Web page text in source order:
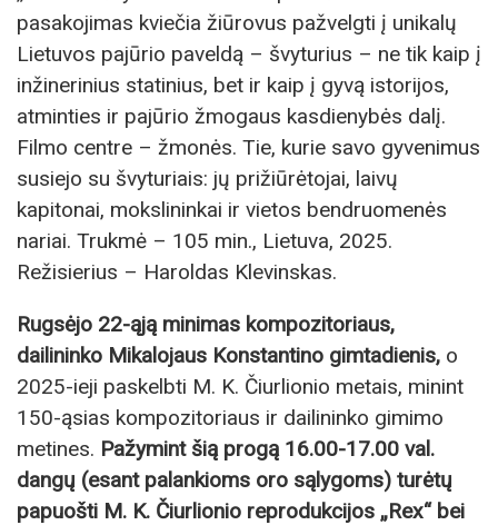
pasakojimas kviečia žiūrovus pažvelgti į unikalų
Lietuvos pajūrio paveldą – švyturius – ne tik kaip į
inžinerinius statinius, bet ir kaip į gyvą istorijos,
atminties ir pajūrio žmogaus kasdienybės dalį.
Filmo centre – žmonės. Tie, kurie savo gyvenimus
susiejo su švyturiais: jų prižiūrėtojai, laivų
kapitonai, mokslininkai ir vietos bendruomenės
nariai. Trukmė – 105 min., Lietuva, 2025.
Režisierius – Haroldas Klevinskas.
Rugsėjo 22-ąją minimas kompozitoriaus,
dailininko Mikalojaus Konstantino gimtadienis, o
2025-ieji paskelbti M. K. Čiurlionio metais, minint
150-ąsias kompozitoriaus ir dailininko gimimo
metines. Pažymint šią progą 16.00-17.00 val.
dangų (esant palankioms oro sąlygoms) turėtų
papuošti M. K. Čiurlionio reprodukcijos „Rex“ bei